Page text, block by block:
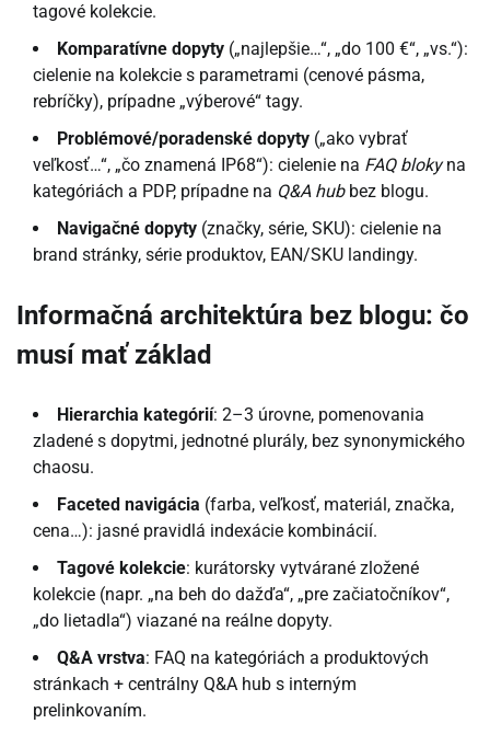
tagové kolekcie.
Komparatívne dopyty („najlepšie…“, „do 100 €“, „vs.“):
cielenie na kolekcie s parametrami (cenové pásma,
rebríčky), prípadne „výberové“ tagy.
Problémové/poradenské dopyty („ako vybrať
veľkosť…“, „čo znamená IP68“): cielenie na FAQ blokyna
kategóriách a PDP, prípadne na Q&A hubbez blogu.
Navigačné dopyty (značky, série, SKU): cielenie na
brand stránky, série produktov, EAN/SKU landingy.
Informačná architektúra bez blogu: čo
musí mať základ
Hierarchia kategórií: 2–3 úrovne, pomenovania
zladené s dopytmi, jednotné plurály, bez synonymického
chaosu.
Faceted navigácia (farba, veľkosť, materiál, značka,
cena…): jasné pravidlá indexácie kombinácií.
Tagové kolekcie: kurátorsky vytvárané zložené
kolekcie (napr. „na beh do dažďa“, „pre začiatočníkov“,
„do lietadla“) viazané na reálne dopyty.
Q&A vrstva: FAQ na kategóriách a produktových
stránkach + centrálny Q&A hub s interným
prelinkovaním.